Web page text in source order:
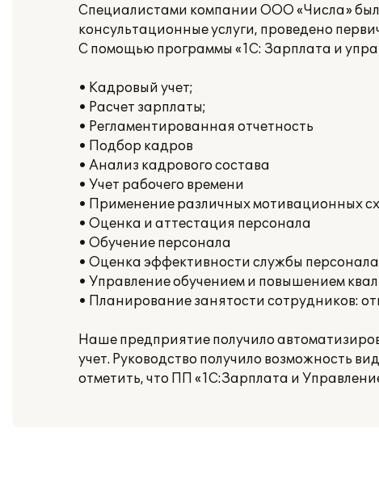
Специалистами компании ООО «Числа»
консультационные услуги, проведено
С помощью программы «1С: Зарплата и
• Кадровый учет;
• Расчет зарплаты;
• Регламентированная отчетность
• Подбор кадров
• Анализ кадрового состава
• Учет рабочего времени
• Применение различных мотивационных
• Оценка и аттестация персонала
• Обучение персонала
• Оценка эффективности службы
• Управление обучением и повышением
• Планирование занятости сотрудников:
Наше предприятие получило
учет. Руководство получило возможность
отметить, что ПП «1С:Зарплата и